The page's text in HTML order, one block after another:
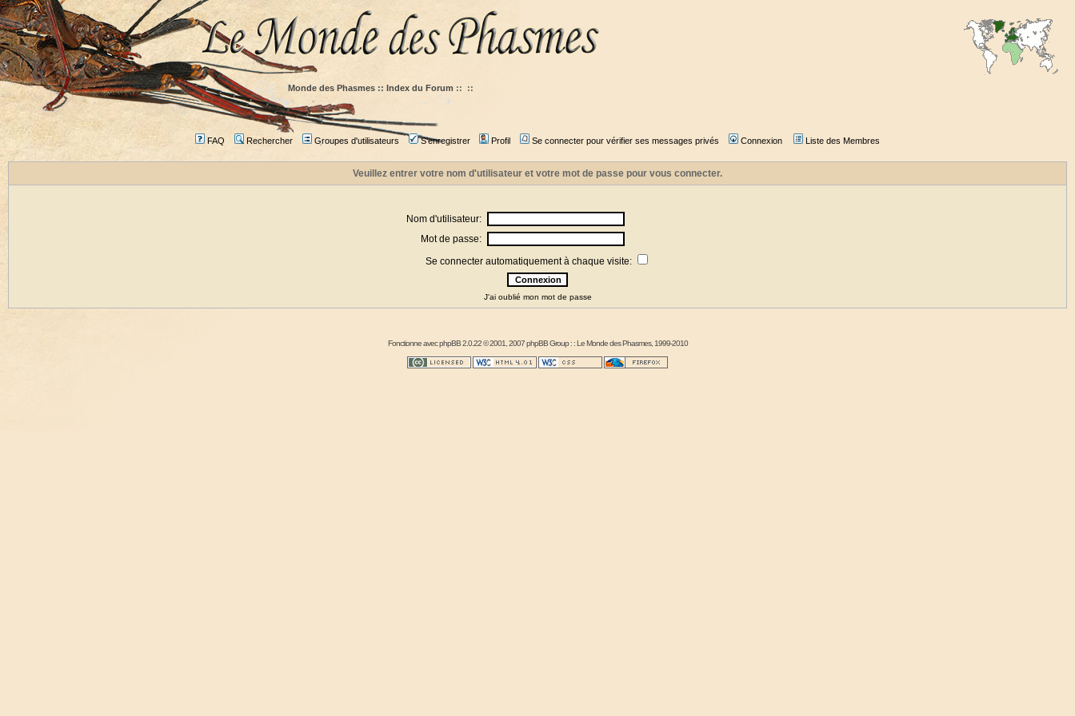
Monde des Phasmes :: Index du Forum :: ::
FAQ Rechercher Groupes d'utilisateurs S'enregistrer Profil Se connecter pour vérifier ses messages privés Connexion Liste des Membres
Veuillez entrer votre nom d'utilisateur et votre mot de passe pour vous connecter.
Nom d'utilisateur:
Mot de passe:
Se connecter automatiquement à chaque visite:
J'ai oublié mon mot de passe
Fonctionne avecphpBB2.0.22 © 2001, 2007 phpBB Group : :Le Monde des Phasmes, 1999-2010